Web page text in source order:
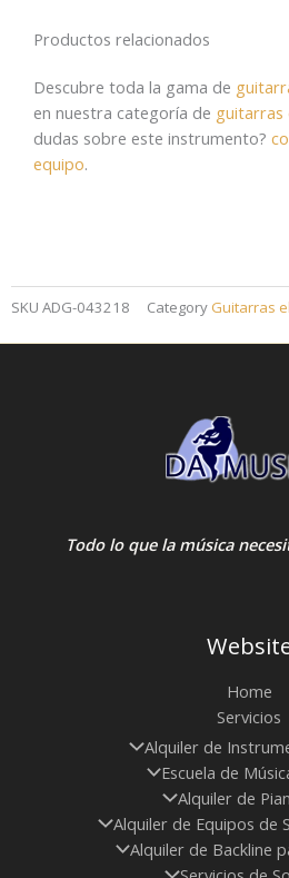
Productos relacionados
Descubre toda la gama de
en nuestra categoría de guitarras
dudas sobre este instrumento?
equipo.
SKU ADG-043218 Category Guitarras
Todo lo que la música
Home
Servicios
Alquiler de
Escuela de
Alquiler de
Alquiler de Equipos de
Alquiler de Backline